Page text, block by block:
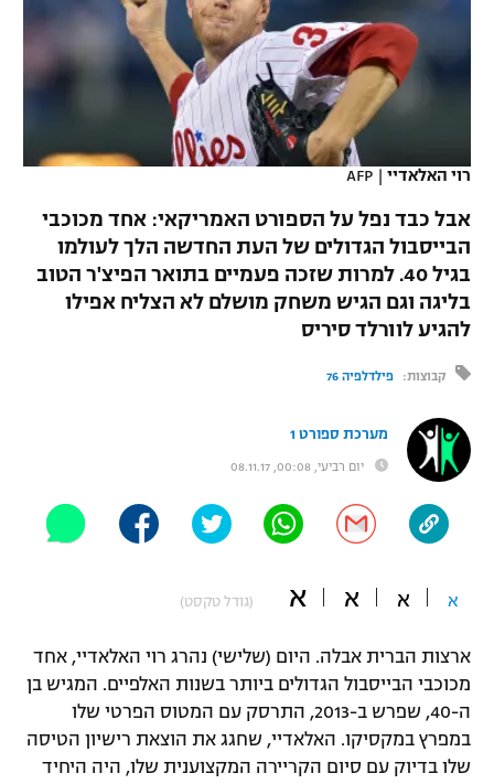
תוצאות
לוח שידורים
ברחבה
"מעל הליגה" – פודקאסט
"מחצית בשכונה" – פודקאסט
משתתפים וזוכים בפרסים
תקנון משתתפים וזוכים בפרסים
תקנון עבור פעילות אלקטרה
תקנון עבור פעילות ספורט 1 – "מרלן"
טניס
גיימינג E-Sports
נבחרת ישראל
מכבי חיפה
בית"ר ירושלים
מכבי תל אביב
הפועל תל אביב
הפועל חיפה
בני יהודה
ליגה ספרדית
ליגה איטלקית
ליגה צרפתית
ליגה הולנדית
ליגה טורקית
ליגה סינית
ליגה ברזילאית
ליגות נוספות
כדורסל נשים
מכבי תל אביב
הפועל חולון
הפועל ירושלים
דני אבדיה
יורוליג
כדורעף
שחייה
ג'ודו
אגרוף
ספורט אולימפי
UFC
היאבקות WWE
אופניים
ספורט מוטורי
בייסבול MLB
רוי האלאדיי |
AFP
אבל כבד נפל על הספורט האמריקאי: אחד מכוכבי
הבייסבול הגדולים של העת החדשה הלך לעולמו
בגיל 40. למרות שזכה פעמיים בתואר הפיצ'ר הטוב
בליגה וגם הגיש משחק מושלם לא הצליח אפילו
להגיע לוורלד סיריס
קבוצות: פילדלפיה 76
מערכת ספורט 1
יום רביעי, 00:08, 08.11.17
א א א א (גודל טקסט)
ארצות הברית אבלה. היום (שלישי) נהרג רוי האלאדיי, אחד
מכוכבי הבייסבול הגדולים ביותר בשנות האלפיים. המגיש בן
ה-40, שפרש ב-2013, התרסק עם המטוס הפרטי שלו
במפרץ במקסיקו. האלאדיי, שחגג את הוצאת רישיון הטיסה
שלו בדיוק עם סיום הקריירה המקצוענית שלו, היה היחיד